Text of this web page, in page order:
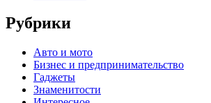
Рубрики
Авто и мото
Бизнес и предпринимательство
Гаджеты
Знаменитости